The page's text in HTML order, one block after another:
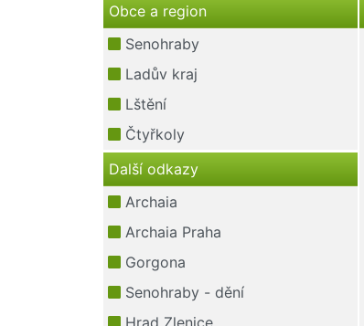
Obce a region
Senohraby
Ladův kraj
Lštění
Čtyřkoly
Další odkazy
Archaia
Archaia Praha
Gorgona
Senohraby - dění
Hrad Zlenice